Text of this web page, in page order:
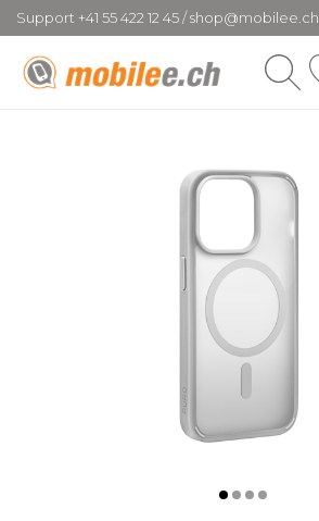
Support +41 55 422 12 45 / shop@mobilee.ch